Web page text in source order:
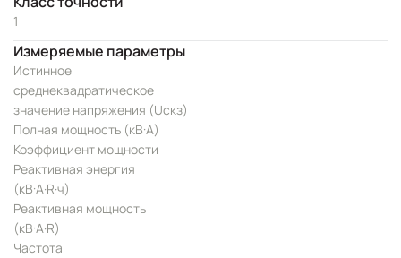
1
Измеряемые параметры
Истинное
среднеквадратическое
значение напряжения (Uскз)
Полная мощность (кВ·А)
Коэффициент мощности
Реактивная энергия
(кВ·А·R·ч)
Реактивная мощность
(кВ·А·R)
Частота